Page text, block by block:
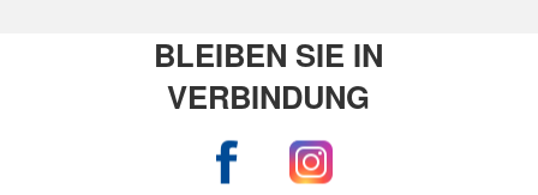
BLEIBEN SIE IN
VERBINDUNG